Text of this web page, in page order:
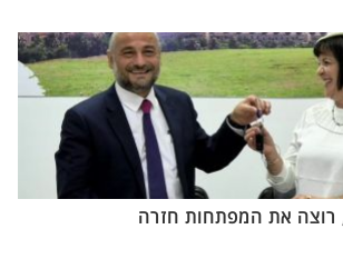
רוצה את המפתחות חזרה